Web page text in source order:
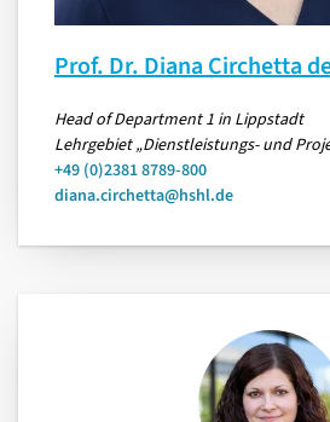
Prof. Dr. Diana Circhetta
Head of Department 1 in Lippstadt
Lehrgebiet „Dienstleistungs- und
+49 (0)2381 8789-800
diana.circhetta@hshl.de